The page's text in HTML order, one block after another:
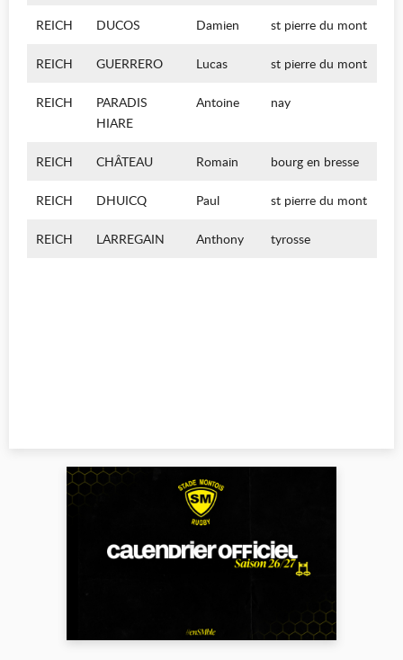
REICH DUCOS Damien st pierre du mont
REICH GUERRERO Lucas st pierre du mont
REICH
PARADIS
HIARE
Antoine nay
REICH CHÂTEAU Romain bourg en bresse
REICH DHUICQ Paul st pierre du mont
REICH LARREGAIN Anthony tyrosse